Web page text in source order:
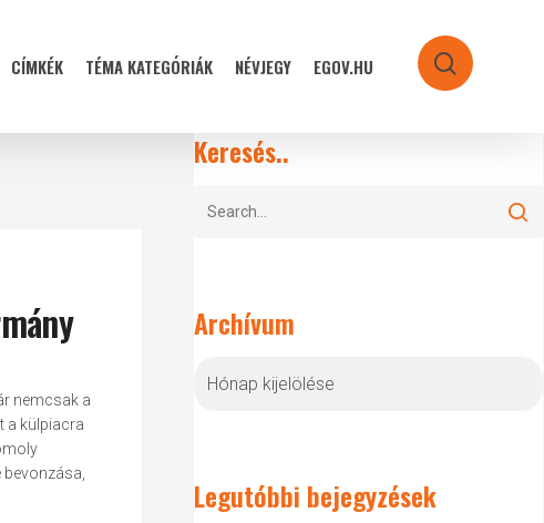
CÍMKÉK TÉMA KATEGÓRIÁK NÉVJEGY EGOV.HU search
nemcsak a
a külpiacra
Keresés..
Archívum
Legutóbbi bejegyzések